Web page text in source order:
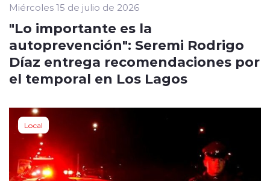
Miércoles 15 de julio de 2026
"Lo importante es la
autoprevención": Seremi Rodrigo
Díaz entrega recomendaciones por
el temporal en Los Lagos
Local